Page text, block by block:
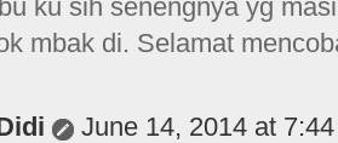
ku sih senengnya yg
mbak di. Selamat
June 14, 2014 at